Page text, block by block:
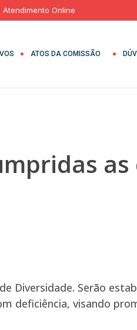
Atendimento Online
ATOS DA COMISSÃO
as
Diversidade. Serão
deficiência, visando